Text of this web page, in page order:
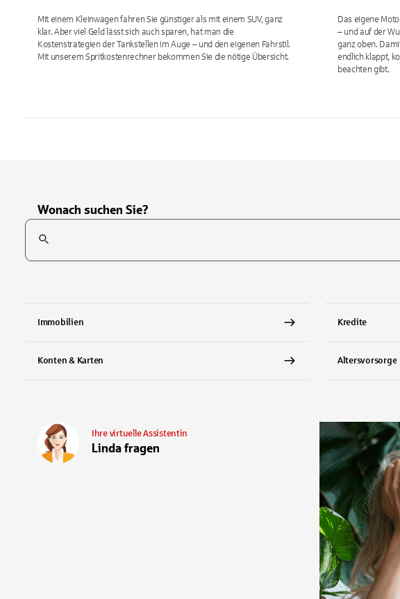
Mit einem Kleinwagen fahren Sie günstiger als mit einem SUV, ganz
klar. Aber viel Geld lässt sich auch sparen, hat man die
Kostenstrategien der Tankstellen im Auge – und den eigenen Fahrstil.
Mit unserem Spritkostenrechner bekommen Sie die nötige Übersicht.
Das eigene
– und auf der
ganz oben.
endlich klappt,
beachten gibt.
Wonach suchen Sie?
Suchfeld
Immobilien
Konten & Karten
Kredite
Altersvorsorge
Linda fragen
Ihre virtuelle Assistentin